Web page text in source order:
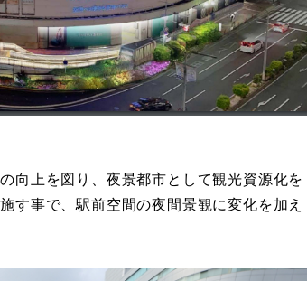
向上を図り、夜景都市として観光資源化を
す事で、駅前空間の夜間景観に変化を加え